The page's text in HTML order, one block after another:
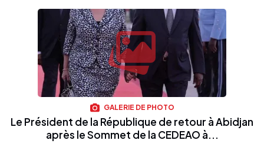
GALERIE DE PHOTO
Le Président de la République de retour à Abidjan
après le Sommet de la CEDEAO à...